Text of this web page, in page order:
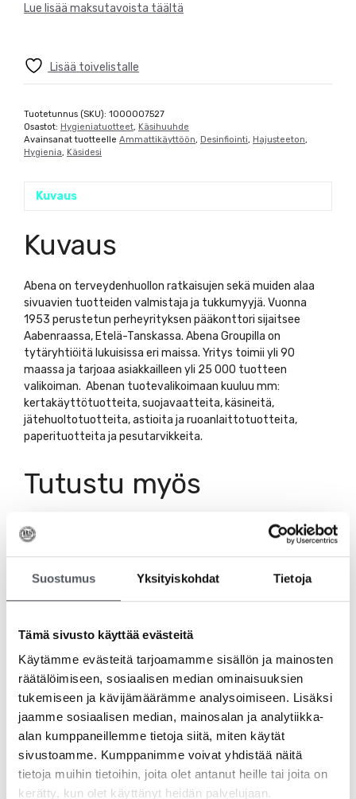
Suostumus Yksityiskohdat Tietoja
Tämä sivusto käyttää evästeitä
Käytämme evästeitä tarjoamamme sisällön ja mainosten
räätälöimiseen, sosiaalisen median ominaisuuksien
tukemiseen ja kävijämäärämme analysoimiseen. Lisäksi
jaamme sosiaalisen median, mainosalan ja analytiikka-
alan kumppaneillemme tietoja siitä, miten käytät
sivustoamme. Kumppanimme voivat yhdistää näitä
tietoja muihin tietoihin, joita olet antanut heille tai joita on
kerätty, kun olet käyttänyt heidän palvelujaan.
Lue lisää maksutavoista täältä
Lisää toivelistalle
Tuotetunnus (SKU): 1000007527
Osastot: Hygieniatuotteet, Käsihuuhde
Avainsanat tuotteelle Ammattikäyttöön, Desinfiointi, Hajusteeton,
Hygienia, Käsidesi
Kuvaus
Kuvaus
Abena on terveydenhuollon ratkaisujen sekä muiden alaa
sivuavien tuotteiden valmistaja ja tukkumyyjä. Vuonna
1953 perustetun perheyrityksen pääkonttori sijaitsee
Aabenraassa, Etelä-Tanskassa. Abena Groupilla on
tytäryhtiöitä lukuisissa eri maissa. Yritys toimii yli 90
maassa ja tarjoaa asiakkailleen yli 25 000 tuotteen
valikoiman. Abenan tuotevalikoimaan kuuluu mm:
kertakäyttötuotteita, suojavaatteita, käsineitä,
jätehuoltotuotteita, astioita ja ruoanlaittotuotteita,
paperituotteita ja pesutarvikkeita.
Tutustu myös
PURI-LINE Basic Mikrokuitupyyhe 32x32cm Punainen,
10kpl/pkt